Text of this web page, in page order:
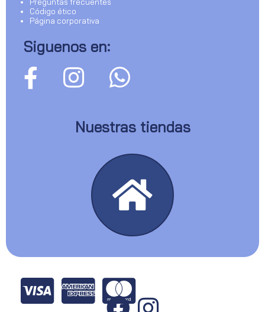
Código ético
Página corporativa
Siguenos en:
Nuestras tiendas